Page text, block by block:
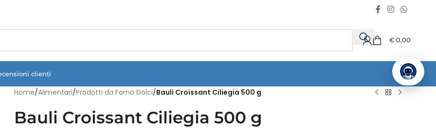
€ 0,00
clienti
Home/Alimentari/Prodotti da Forno Dolci/Bauli Croissant Ciliegia 500 g
Bauli Croissant Ciliegia 500 g